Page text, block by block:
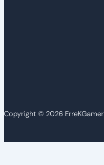
Copyright © 2026 ErreKGamer